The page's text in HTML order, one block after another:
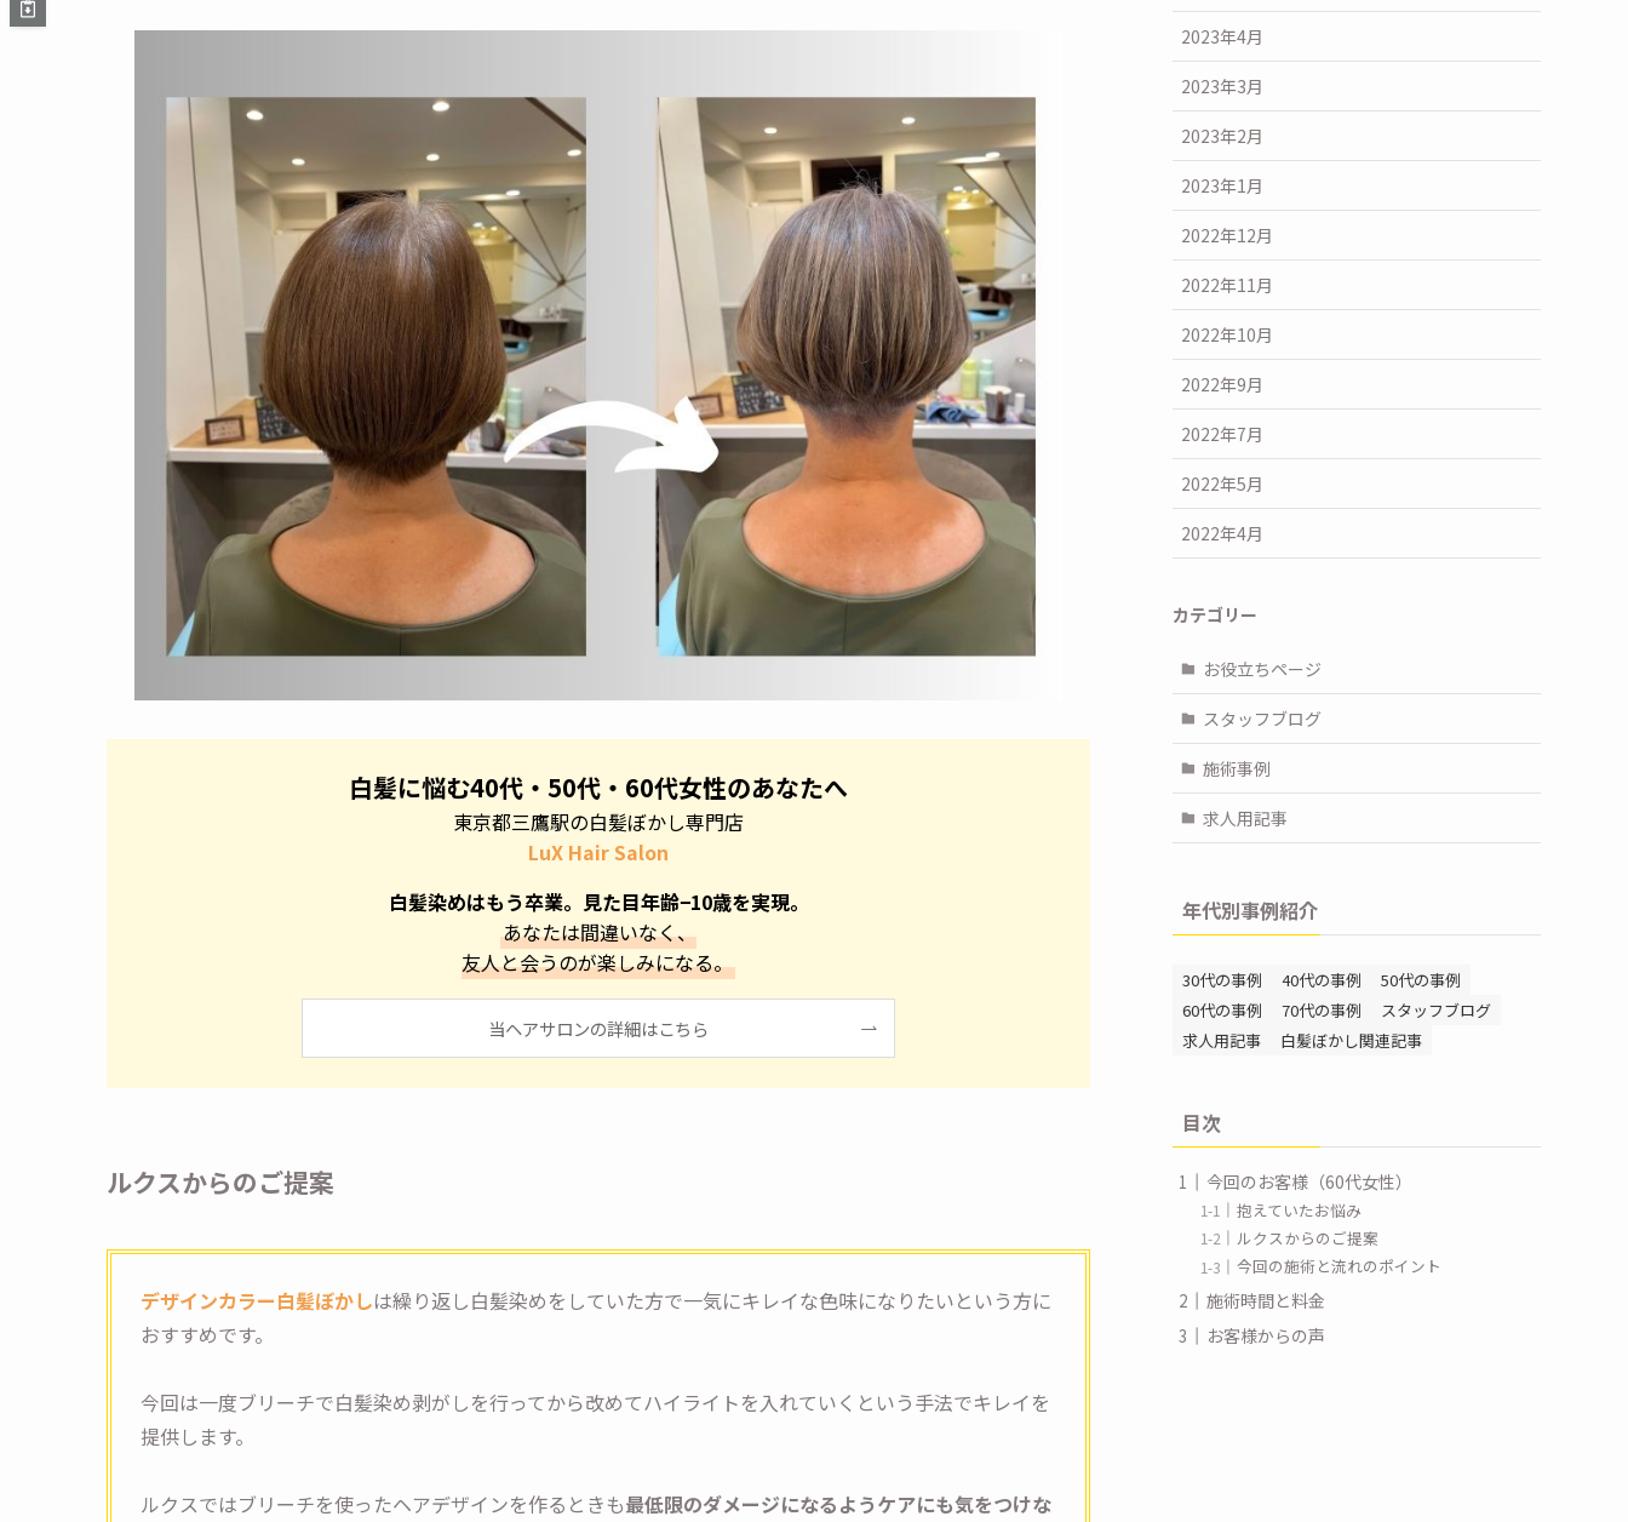
白髪に悩む40代・50代・60代女性のあなたへ
東京都三鷹駅の白髪ぼかし専門店
LuX Hair Salon
白髪染めはもう卒業。見た目年齢−10歳を実現。
あなたは間違いなく、
友人と会うのが楽しみになる。
当ヘアサロンの詳細はこちら
ルクスからのご提案
デザインカラー白髪ぼかしは繰り返し白髪染めをしていた方で一気にキレイな色味になりたいという方に
おすすめです。
今回は一度ブリーチで白髪染め剥がしを行ってから改めてハイライトを入れていくという手法でキレイを
提供します。
ルクスではブリーチを使ったヘアデザインを作るときも最低限のダメージになるようケアにも気をつけな
2023年4月
2023年3月
2023年2月
2023年1月
2022年12月
2022年11月
2022年10月
2022年9月
2022年7月
2022年5月
2022年4月
カテゴリー
お役立ちページ
スタッフブログ
施術事例
求人用記事
年代別事例紹介
30代の事例 40代の事例
50代の事例
60代の事例
70代の事例
スタッフブログ
求人用記事
白髪ぼかし関連記事
目次
今回のお客様（60代女性）
抱えていたお悩み
ルクスからのご提案
今回の施術と流れのポイント
施術時間と料金
お客様からの声